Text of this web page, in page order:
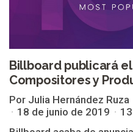
Billboard publicará
Compositores y
Por Julia Hernández Ruza
18 de junio de 2019